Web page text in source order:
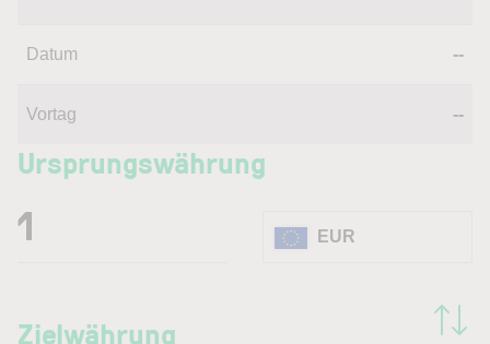
Datum --
Vortag --
Ursprungswährung
Zielwährung
EUR